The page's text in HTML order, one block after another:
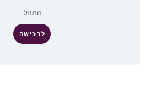
התחל
לרכישה